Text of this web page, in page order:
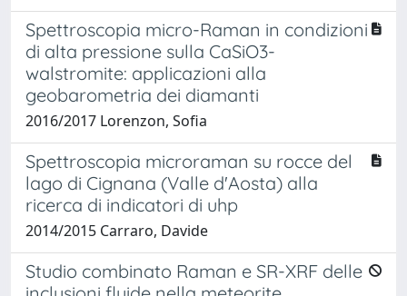
Spettroscopia micro-Raman in condizioni
di alta pressione sulla CaSiO3-
walstromite: applicazioni alla
geobarometria dei diamanti
2016/2017 Lorenzon, Sofia
Spettroscopia microraman su rocce del
lago di Cignana (Valle d'Aosta) alla
ricerca di indicatori di uhp
2014/2015 Carraro, Davide
Studio combinato Raman e SR-XRF delle